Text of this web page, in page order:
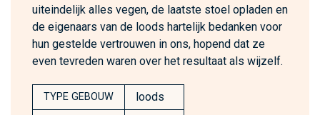
uiteindelijk alles vegen, de laatste stoel opladen en
de eigenaars van de loods hartelijk bedanken voor
hun gestelde vertrouwen in ons, hopend dat ze
even tevreden waren over het resultaat als wijzelf.
TYPE GEBOUW loods